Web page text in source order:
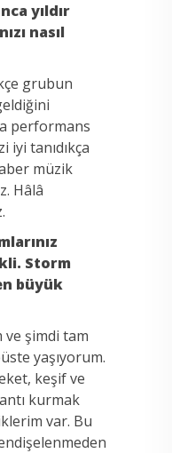
yıldır
nasıl
grubun
performans
tanıdıkça
müzik
Hâlâ
Storm
büyük
ve şimdi tam
yaşıyorum.
keşif ve
kurmak
var. Bu